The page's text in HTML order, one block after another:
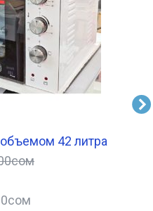
42 литра
сом
сом